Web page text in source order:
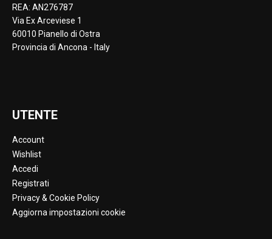
REA: AN276787
Via Ex Arceviese 1
60010 Pianello di Ostra
Provincia di Ancona - Italy
UTENTE
Account
Wishlist
Accedi
Registrati
Privacy & Cookie Policy
Aggiorna impostazioni cookie